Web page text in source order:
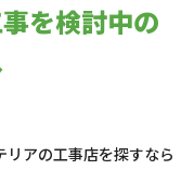
を検討中の
アの工事店を探すなら